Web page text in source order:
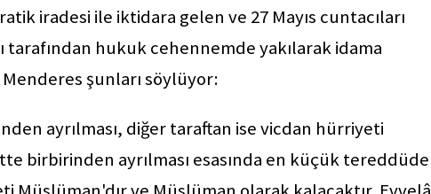
iradesi ile iktidara gelen ve 27 Mayıs cuntacıları
tarafından hukuk cehennemde yakılarak idama
şunları söylüyor:
ayrılması, diğer taraftan ise vicdan hürriyeti
birbirinden ayrılması esasında en küçük tereddüde